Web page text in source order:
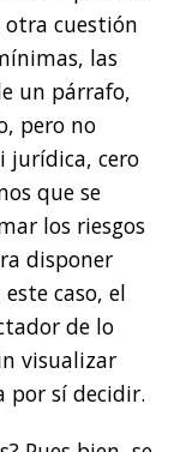
otra cuestión
las
un párrafo,
pero no
jurídica, cero
que se
los riesgos
disponer
caso, el
de lo
visualizar
por sí decidir.